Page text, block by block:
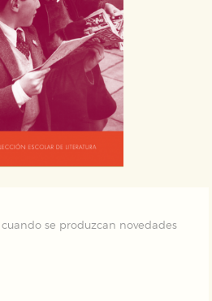
se produzcan novedades